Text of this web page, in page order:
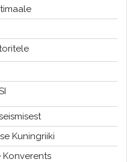
Kuningriiki
Konverents